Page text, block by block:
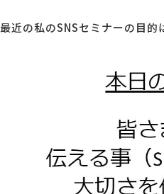
最近の私のSNSセミナーの目的